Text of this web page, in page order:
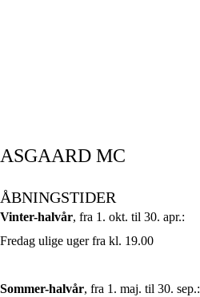
ASGAARD MC
ÅBNINGSTIDER
Vinter-halvår, fra 1. okt. til 30. apr.:
Fredag ulige uger fra kl. 19.00
Sommer-halvår, fra 1. maj. til 30. sep.: